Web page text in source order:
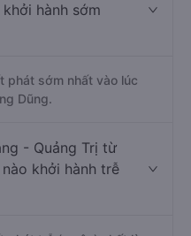
hành sớm
phát sớm nhất vào lúc
Dũng.
- Quảng Trị từ
khởi hành trễ